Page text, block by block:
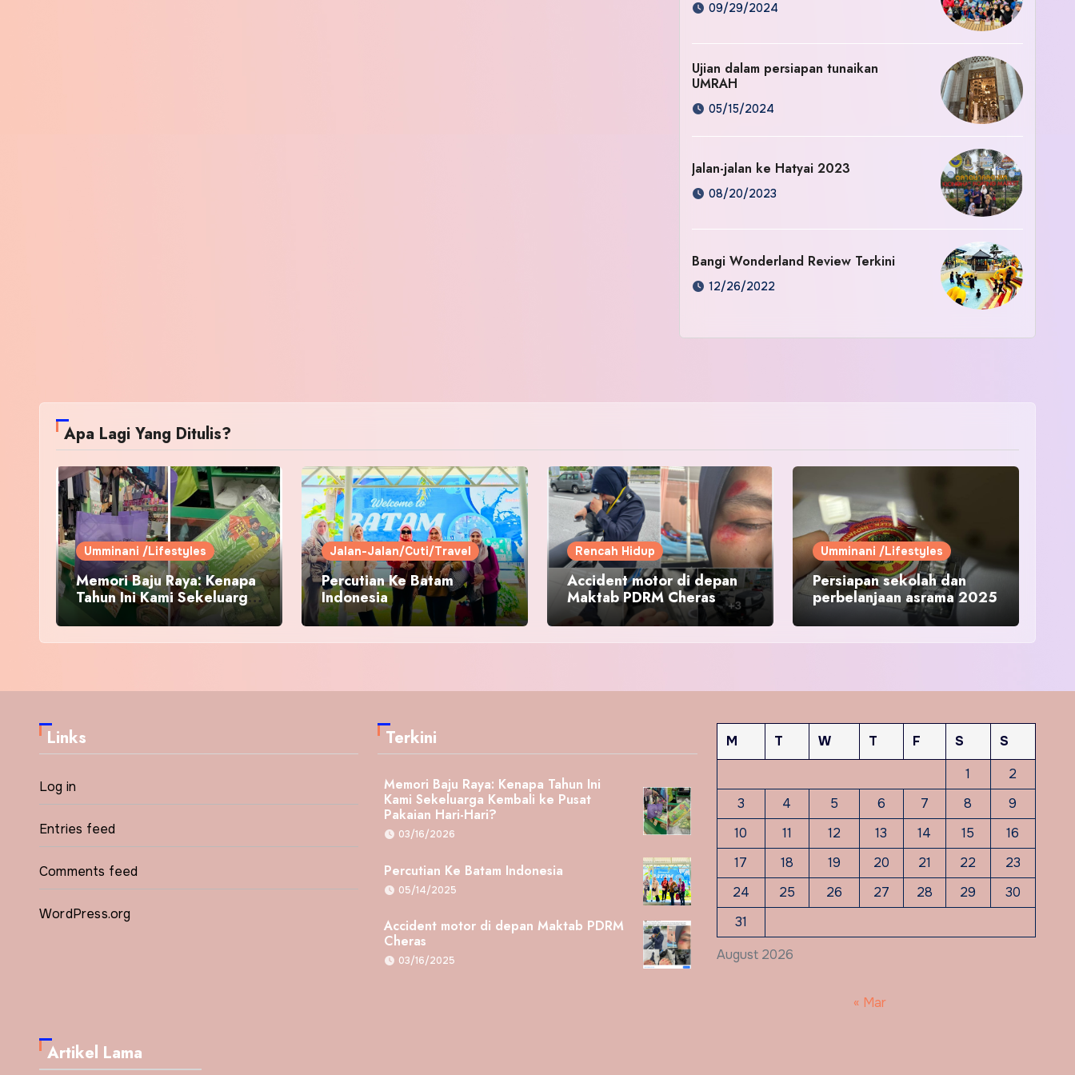
09/29/2024
Ujian dalam persiapan tunaikan
UMRAH
05/15/2024
Jalan-jalan ke Hatyai 2023
08/20/2023
Bangi Wonderland Review Terkini
12/26/2022
Apa Lagi Yang Ditulis?
Umminani /Lifestyles
Memori Baju Raya: Kenapa
Tahun Ini Kami Sekeluarga
Kembali ke Pusat Pakaian
Hari-Hari?
Jalan-Jalan/Cuti/Travel
Percutian Ke Batam
Indonesia
Rencah Hidup
Accident motor di depan
Maktab PDRM Cheras
Umminani /Lifestyles
Persiapan sekolah dan
perbelanjaan asrama 2025
Links
Log in
Entries feed
Comments feed
WordPress.org
Terkini
Memori Baju Raya: Kenapa Tahun Ini
Kami Sekeluarga Kembali ke Pusat
Pakaian Hari-Hari?
03/16/2026
Percutian Ke Batam Indonesia
05/14/2025
Accident motor di depan Maktab PDRM
Cheras
03/16/2025 August 2026
M T W T F S
S
1
2
3
4 5 6 7 8
9
10
11 12 13 14 15
16
17
18 19 20 21 22
23
24
25 26 27 28 29
30
31
« Mar
Artikel Lama